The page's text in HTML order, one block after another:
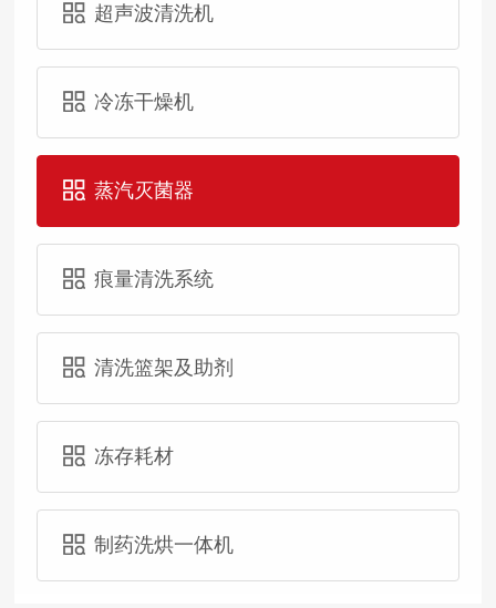
超声波清洗机
冷冻干燥机
蒸汽灭菌器
痕量清洗系统
清洗篮架及助剂
冻存耗材
制药洗烘一体机